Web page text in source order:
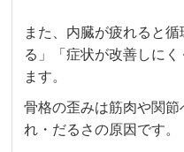
また、内臓が疲れると
る」「症状が改善しに
ます。
骨格の歪みは筋肉や関
れ・だるさの原因です。